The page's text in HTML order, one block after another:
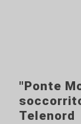
"Ponte
Telenord